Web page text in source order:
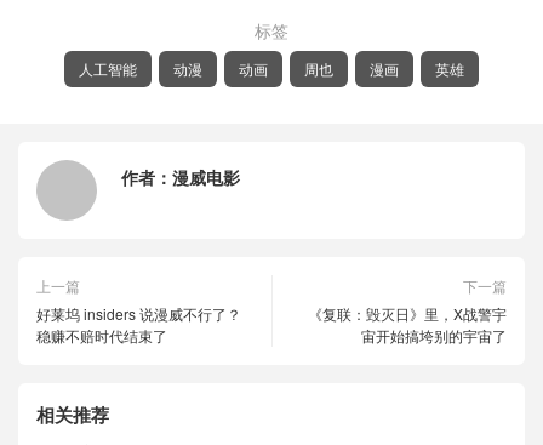
标签
人工智能 动漫 动画 周也 漫画 英雄
作者： 漫威电影
上一篇
好莱坞 insiders 说漫威不行了？
稳赚不赔时代结束了
下一篇
《复联：毁灭日》里，X战警宇
宙开始搞垮别的宇宙了
相关推荐